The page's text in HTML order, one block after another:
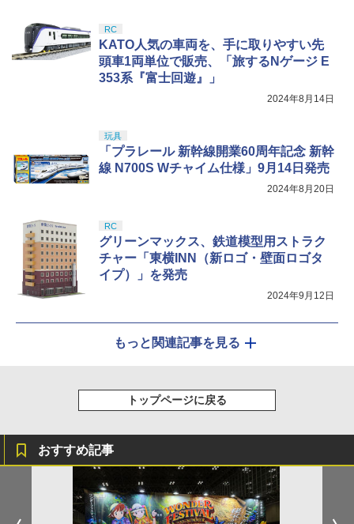
RC
KATO人気の車両を、手に取りやすい先
頭車1両単位で販売、「旅するNゲージ E
353系『富士回遊』」
2024年8月14日
玩具
「プラレール 新幹線開業60周年記念 新幹
線 N700S Wチャイム仕様」9月14日発売
2024年8月20日
RC
グリーンマックス、鉄道模型用ストラク
チャー「東横INN（新ロゴ・壁面ロゴタ
イプ）」を発売
2024年9月12日
もっと関連記事を見る
トップページに戻る
おすすめ記事